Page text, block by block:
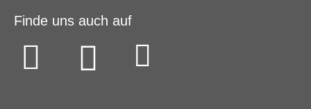
Finde uns auch auf